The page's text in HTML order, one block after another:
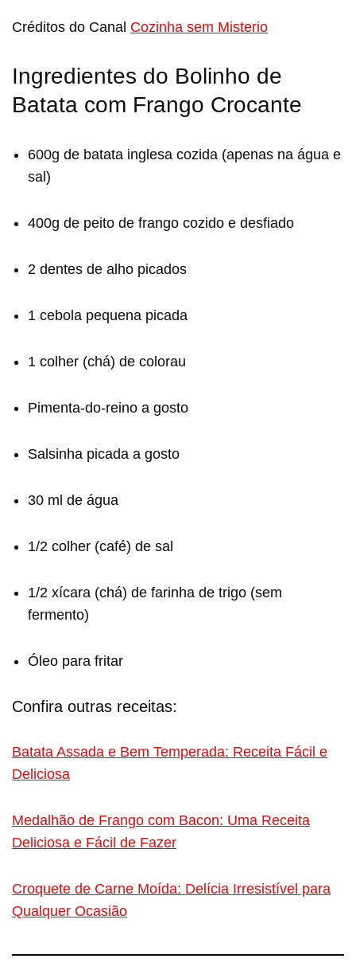
Créditos do Canal Cozinha sem Misterio
Ingredientes do Bolinho de
Batata com Frango Crocante
600g de batata inglesa cozida (apenas na água e
sal)
400g de peito de frango cozido e desfiado
2 dentes de alho picados
1 cebola pequena picada
1 colher (chá) de colorau
Pimenta-do-reino a gosto
Salsinha picada a gosto
30 ml de água
1/2 colher (café) de sal
1/2 xícara (chá) de farinha de trigo (sem
fermento)
Óleo para fritar
Confira outras receitas:
Batata Assada e Bem Temperada: Receita Fácil e
Deliciosa
Medalhão de Frango com Bacon: Uma Receita
Deliciosa e Fácil de Fazer
Croquete de Carne Moída: Delícia Irresistível para
Qualquer Ocasião